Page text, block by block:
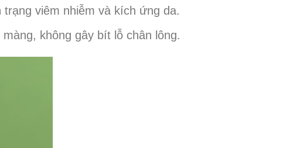
viêm nhiễm và kích ứng da.
không gây bít lỗ chân lông.